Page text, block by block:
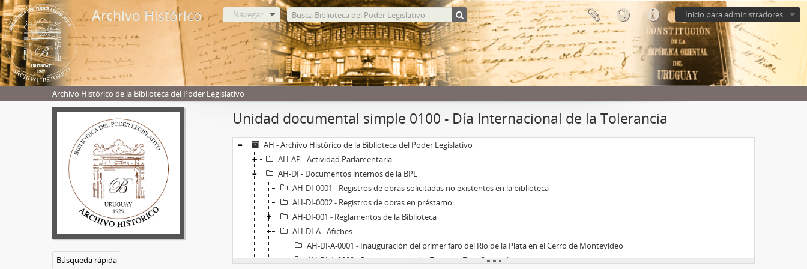
Archivo Histórico Inicio para administradores
Navegar
Archivo Histórico de la Biblioteca del Poder Legislativo
Búsqueda rápida
Unidad documental simple 0100 - Día Internacional de la Tolerancia
AH - Archivo Histórico de la Biblioteca del Poder Legislativo
AH-AP - Actividad Parlamentaria
AH-DI - Documentos internos de la BPL
AH-DI-0001 - Registros de obras solicitadas no existentes en la biblioteca
AH-DI-0002 - Registros de obras en préstamo
AH-DI-001 - Reglamentos de la Biblioteca
AH-DI-A - Afiches
AH-DI-A-0001 - Inauguración del primer faro del Río de la Plata en el Cerro de Montevideo
AH-DI-A-0002 - Desembarco de los Treinta y Tres Orientales